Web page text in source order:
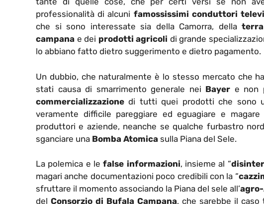
professionalità di alcuni famossissimi conduttori
che si sono interessate sia della Camorra, della
campana e dei prodotti agricoli di grande
lo abbiano fatto dietro suggerimento e dietro pagamento.
Un dubbio, che naturalmente è lo stesso mercato che
stati causa di smarrimento generale nei Bayer e non
commercializzazione di tutti quei prodotti che sono
veramente difficile pareggiare ed eguagiare e
produttori e aziende, neanche se qualche furbastro
sganciare una Bomba Atomica sulla Piana del Sele.
La polemica e lefalse informazioni, insieme al “
magari anche documentazioni poco credibili con la “
sfruttare il momento associando la Piana del sele all’
del Consorzio di Bufala Campana, che sarebbe il